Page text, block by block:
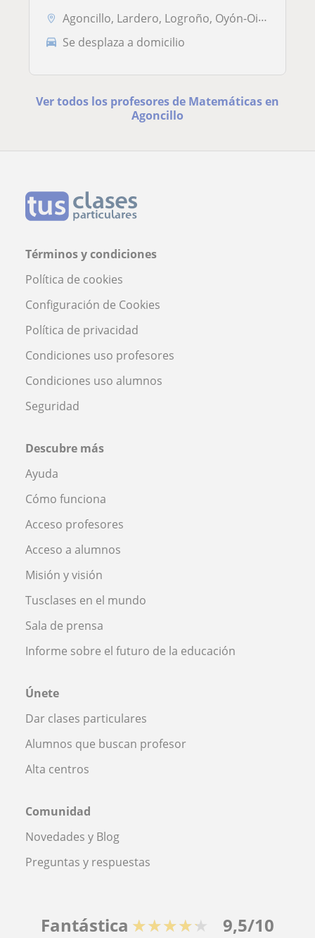
Agoncillo, Lardero, Logroño, Oyón-Oion, Villamediana de Iregua
Se desplaza a domicilio
Ver todos los profesores de Matemáticas en
Agoncillo
Términos y condiciones
Política de cookies
Configuración de Cookies
Política de privacidad
Condiciones uso profesores
Condiciones uso alumnos
Seguridad
Descubre más
Ayuda
Cómo funciona
Acceso profesores
Acceso a alumnos
Misión y visión
Tusclases en el mundo
Sala de prensa
Informe sobre el futuro de la educación
Únete
Dar clases particulares
Alumnos que buscan profesor
Alta centros
Comunidad
Novedades y Blog
Preguntas y respuestas
Fantástica ★★★★★ 9,5/10